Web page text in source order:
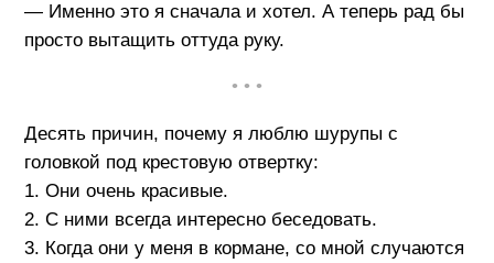
— Именно это я сначала и хотел. А теперь рад бы
просто вытащить оттуда руку.
• • •
Десять причин, почему я люблю шурупы с
головкой под крестовую отвертку:
1. Они очень красивые.
2. С ними всегда интересно беседовать.
3. Когда они у меня в кормане, со мной случаются